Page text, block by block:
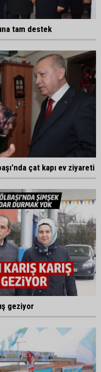
tam destek
çat kapı ev ziyareti
geziyor